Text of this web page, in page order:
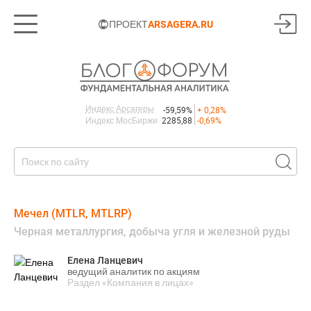
©ПРОЕКТARSAGERA.RU
Индекс Арсагеры -59,59% + 0,28%
Индекс МосБиржи 2285,88 -0,69%
Мечел (MTLR, MTLRP)
Черная металлургия, добыча угля и железной руды
Елена Ланцевич
ведущий аналитик по акциям
Раздел «Компания в лицах»